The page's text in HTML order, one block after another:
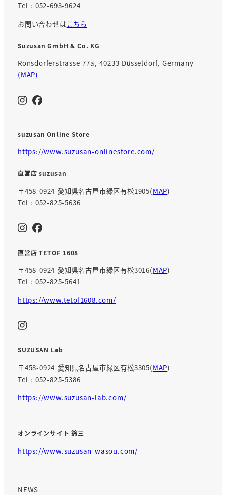
Tel : 052-693-9624
お問い合わせは こちら
Suzusan GmbH & Co. KG
Ronsdorferstrasse 77a, 40233 Düsseldorf, Germany
(MAP)
suzusan Online Store
https://www.suzusan-onlinestore.com/
直営店 suzusan
〒458-0924 愛知県名古屋市緑区有松1905(MAP)
Tel : 052-825-5636
直営店 TETOF 1608
〒458-0924 愛知県名古屋市緑区有松3016(MAP)
Tel : 052-825-5641
https://www.tetof1608.com/
SUZUSAN Lab
〒458-0924 愛知県名古屋市緑区有松3305(MAP)
Tel : 052-825-5386
https://www.suzusan-lab.com/
オンラインサイト 鈴三
https://www.suzusan-wasou.com/
NEWS